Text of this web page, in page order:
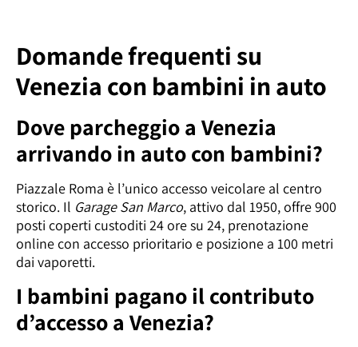
Domande frequenti su
Venezia con bambini in auto
Dove parcheggio a Venezia
arrivando in auto con bambini?
Piazzale Roma è l’unico accesso veicolare al centro
storico. Il Garage San Marco, attivo dal 1950, offre 900
posti coperti custoditi 24 ore su 24, prenotazione
online con accesso prioritario e posizione a 100 metri
dai vaporetti.
I bambini pagano il contributo
d’accesso a Venezia?